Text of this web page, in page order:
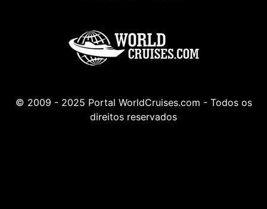
© 2009 - 2025 Portal WorldCruises.com - Todos os
direitos reservados